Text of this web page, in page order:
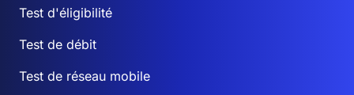
Test d'éligibilité
Test de débit
Test de réseau mobile